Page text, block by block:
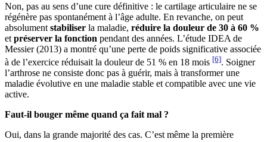
Non, pas au sens d’une cure définitive : le cartilage articulaire ne se
régénère pas spontanément à l’âge adulte. En revanche, on peut
absolument stabiliser la maladie, réduire la douleur de 30 à 60 %
et préserver la fonction pendant des années. L’étude IDEA de
Messier (2013) a montré qu’une perte de poids significative associée
à de l’exercice réduisait la douleur de 51 % en 18 mois [6]. Soigner
l’arthrose ne consiste donc pas à guérir, mais à transformer une
maladie évolutive en une maladie stable et compatible avec une vie
active.
Faut-il bouger même quand ça fait mal ?
Oui, dans la grande majorité des cas. C’est même la première